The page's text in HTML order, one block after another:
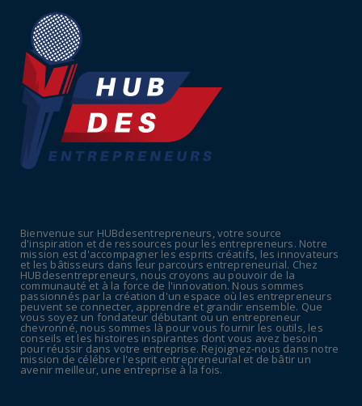
Tabac : les ventes chutent, les recettes
UNCATEGORIZED
Retraites : nouveau plaidoyer pour un coup
de frein sur les ...
July 09, 2026
July 08, 2026
POLITIQUE
Canicule : sept départements du Sud placés
en vigilance oran...
July 04, 2026
Bienvenue sur HUBdesentrepreneurs, votre source
d'inspiration et de ressources pour les entrepreneurs. Notre
mission est d'accompagner les esprits créatifs, les innovateurs
et les bâtisseurs dans leur parcours entrepreneurial. Chez
HUBdesentrepreneurs, nous croyons au pouvoir de la
communauté et à la force de l'innovation. Nous sommes
passionnés par la création d'un espace où les entrepreneurs
peuvent se connecter, apprendre et grandir ensemble. Que
vous soyez un fondateur débutant ou un entrepreneur
chevronné, nous sommes là pour vous fournir les outils, les
conseils et les histoires inspirantes dont vous avez besoin
pour réussir dans votre entreprise. Rejoignez-nous dans notre
mission de célébrer l'esprit entrepreneurial et de bâtir un
avenir meilleur, une entreprise à la fois.